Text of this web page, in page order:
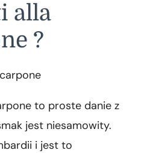
alla
?
to proste danie z
jest niesamowity.
i jest to